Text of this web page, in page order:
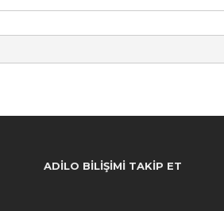
ADILO BILIŞIMI TAKIP ET